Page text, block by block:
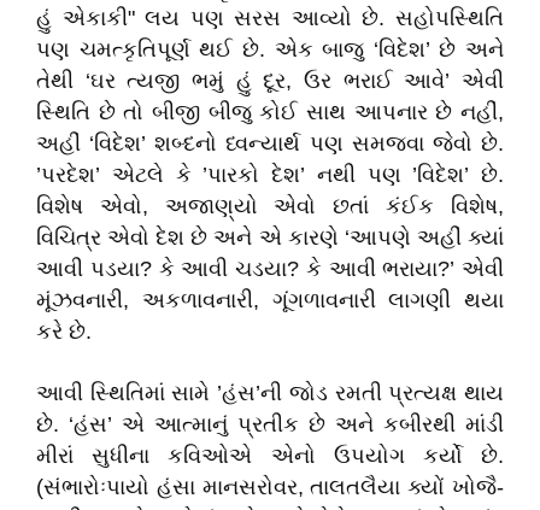
હું એકાકી" લય પણ સરસ આવ્યો છે. સહોપસ્થિતિ
પણ ચમત્કૃતિપૂર્ણ થઈ છે. એક બાજુ ‘વિદેશ’ છે અને
તેથી ‘ઘર ત્યજી ભમું હું દૂર, ઉર ભરાઈ આવે’ એવી
સ્થિતિ છે તો બીજી બીજુ કોઈ સાથ આપનાર છે નહીં,
અહીં ‘વિદેશ’ શબ્દનો ધ્વન્યાર્થ પણ સમજવા જેવો છે.
’પરદેશ’ એટલે કે ’પારકો દેશ’ નથી પણ ’વિદેશ’ છે.
વિશેષ એવો, અજાણ્‌યો એવો છતાં કંઈક વિશેષ,
વિચિત્ર એવો દેશ છે અને એ કારણે ‘આપણે અહીં ક્યાં
આવી પડયા? કે આવી ચડયા? કે આવી ભરાયા?’ એવી
મૂંઝવનારી, અકળાવનારી, ગૂંગળાવનારી લાગણી થયા
કરે છે.
આવી સ્થિતિમાં સામે ’હંસ’ની જોડ રમતી પ્રત્યક્ષ થાય
છે. ‘હંસ’ એ આત્માનું પ્રતીક છે અને કબીરથી માંડી
મીરાં સુધીના કવિઓએ એનો ઉપયોગ કર્યો છે.
(સંભારોઃપાયો હંસા માનસરોવર, તાલતલૈયા ક્યોં ખોજૈ-